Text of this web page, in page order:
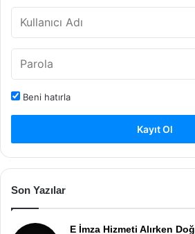
Beni hatırla
Kayıt Ol
Son Yazılar
E İmza Hizmeti Alırken